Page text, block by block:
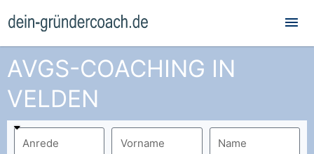
AVGS-COACHING IN
VELDEN